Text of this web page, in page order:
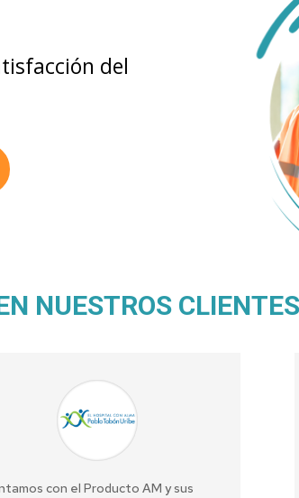
del
NUESTROS CLIENTES
con el Producto AM y sus